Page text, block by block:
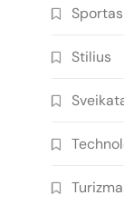
Sportas
Stilius